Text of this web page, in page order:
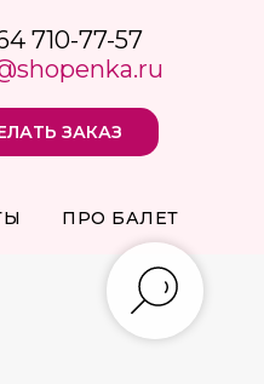
710-77-57
ЗАКАЗ
ПРО БАЛЕТ